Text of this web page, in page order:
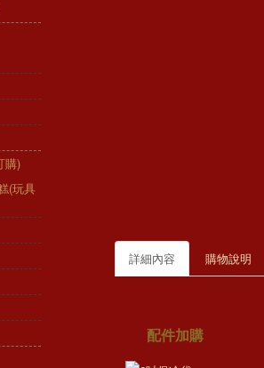
購)
(玩具
詳細內容 購物說明
配件加購